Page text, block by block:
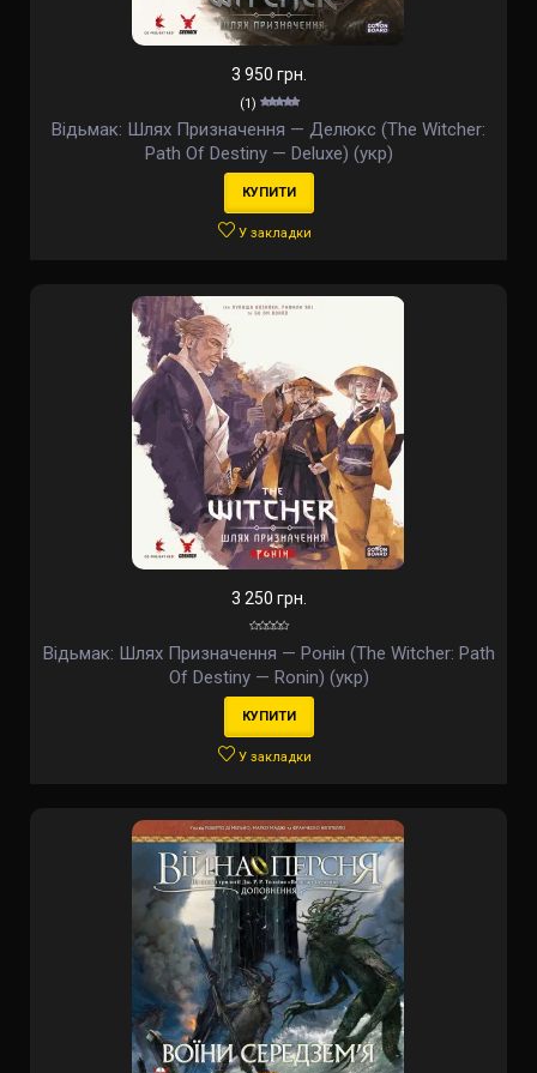
3 950 грн.
(1)
Відьмак: Шлях Призначення — Делюкс (The Witcher:
Path Of Destiny — Deluxe) (укр)
КУПИТИ
У закладки
3 250 грн.
Відьмак: Шлях Призначення — Ронін (The Witcher: Path
Of Destiny — Ronin) (укр)
КУПИТИ
У закладки